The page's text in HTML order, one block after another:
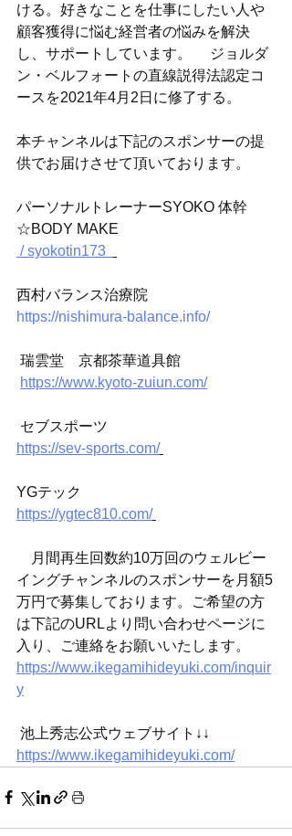
ける。好きなことを仕事にしたい人や
顧客獲得に悩む経営者の悩みを解決
し、サポートしています。 ​　ジョルダ
ン・ベルフォートの直線説得法認定コ
ースを2021年4月2日に修了する。
本チャンネルは下記のスポンサーの提
供でお届けさせて頂いております。
パーソナルトレーナーSYOKO 体幹
☆BODY MAKE
/ syokotin173
西村バランス治療院
https://nishimura-balance.info/
瑞雲堂　京都茶華道具館
https://www.kyoto-zuiun.com/
セブスポーツ
https://sev-sports.com/
YGテック
https://ygtec810.com/
月間再生回数約10万回のウェルビー
イングチャンネルのスポンサーを月額5
万円で募集しております。ご希望の方
は下記のURLより問い合わせページに
入り、ご連絡をお願いいたします。
https://www.ikegamihideyuki.com/inquir
y
池上秀志公式ウェブサイト↓↓
https://www.ikegamihideyuki.com/